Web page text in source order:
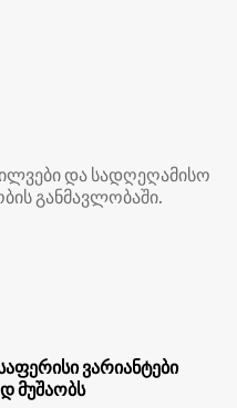
და სადღეღამისო
განმავლობაში.
ვარიანტები
მუშაობს